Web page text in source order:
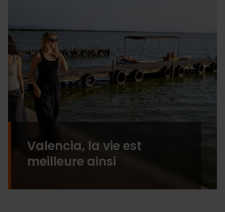
Valencia, la vie est
meilleure ainsi